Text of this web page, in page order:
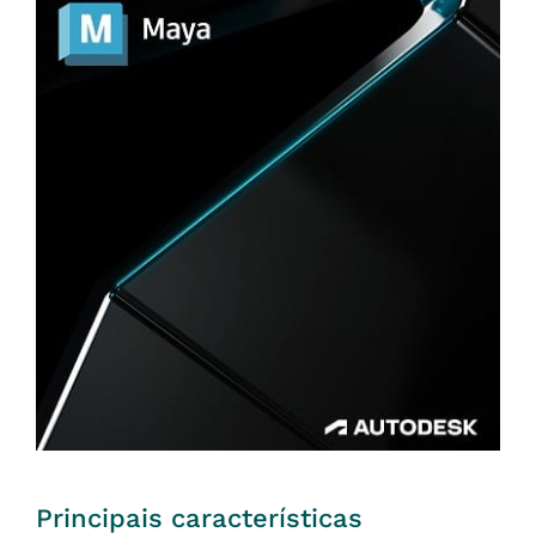
Principais características